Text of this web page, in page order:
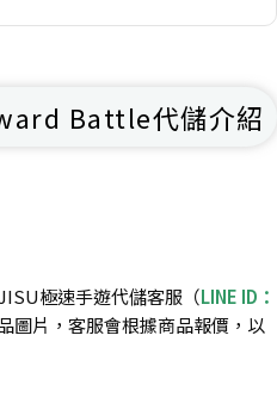
Battle代儲介紹
極速手遊代儲客服（LINE ID：
圖片，客服會根據商品報價，以